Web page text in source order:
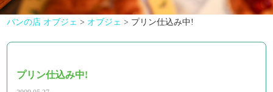
パンの店 オブジェ > オブジェ > プリン仕込み中!
プリン仕込み中!